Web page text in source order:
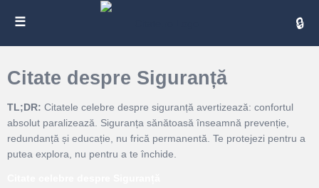
Citate despre Siguranță
TL;DR: Citatele celebre despre siguranță avertizează: confortul
absolut paralizează. Siguranța sănătoasă înseamnă prevenție,
redundanță și educație, nu frică permanentă. Te protejezi pentru a
putea explora, nu pentru a te închide.